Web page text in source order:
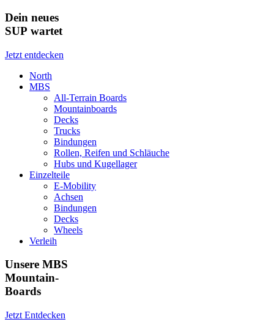
Dein neues
SUP wartet
Jetzt entdecken
North
MBS
All-Terrain Boards
Mountainboards
Decks
Trucks
Bindungen
Rollen, Reifen und Schläuche
Hubs und Kugellager
Einzelteile
E-Mobility
Achsen
Bindungen
Decks
Wheels
Verleih
Unsere MBS
Mountain-
Boards
Jetzt Entdecken